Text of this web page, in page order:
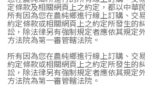
定條款及相關網頁上之約定，都以中華
所有因為您在農純鄉進行線上訂購、交
約定條款或相關網頁上之約定所發生的
訟，除法律另有強制規定者應依其規定
方法院為第一審管轄法院。
所有因為您在農純鄉進行線上訂購、交
約定條款或相關網頁上之約定所發生的
訟，除法律另有強制規定者應依其規定
方法院為第一審管轄法院。